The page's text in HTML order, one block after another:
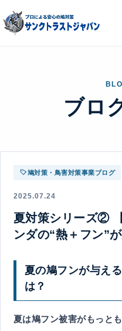
ブロ
鳩対策・鳥害対策事業ブログ
2025.07.24
夏対策シリーズ②
ンダの“熱＋フン”
夏の鳩フンが与え
は？
夏は鳩フン被害がもっと